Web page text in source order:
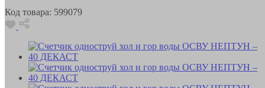
Код товара: 599079